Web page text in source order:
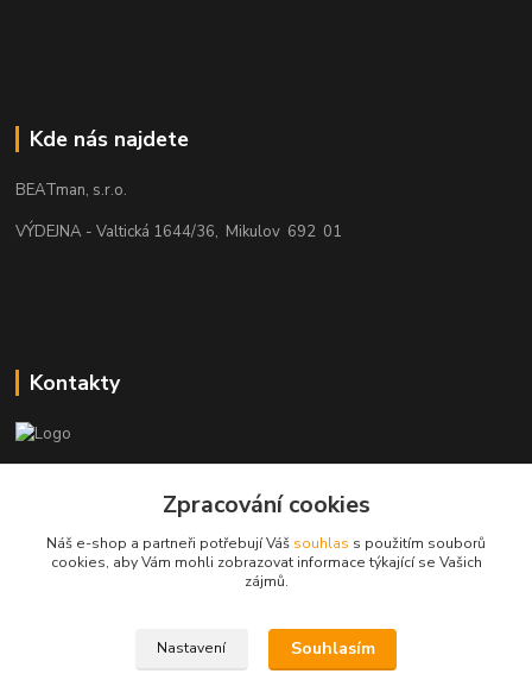
Kde nás najdete
BEATman, s.r.o.
VÝDEJNA - Valtická 1644/36, Mikulov 692 01
Kontakty
elektro@beatman.cz
Zpracování cookies
Náš e-shop a partneři potřebují Váš souhlas s použitím souborů
cookies, aby Vám mohli zobrazovat informace týkající se Vašich
zájmů.
Nastavení Souhlasím